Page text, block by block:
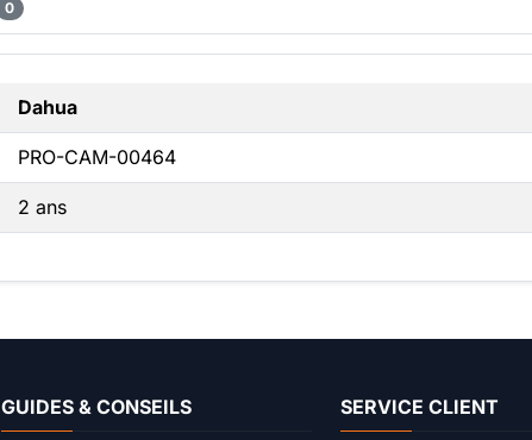
0
Dahua
PRO-CAM-00464
2 ans
GUIDES & CONSEILS SERVICE CLIENT